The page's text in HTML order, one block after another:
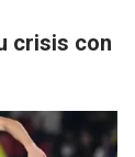
crisis con